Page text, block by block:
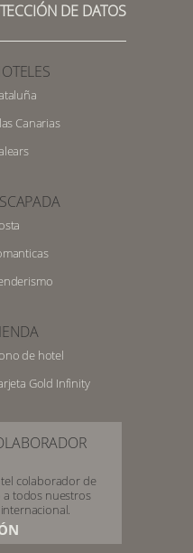
DE DATOS
Canarias
de hotel
Gold Infinity
colaborador de
a todos nuestros